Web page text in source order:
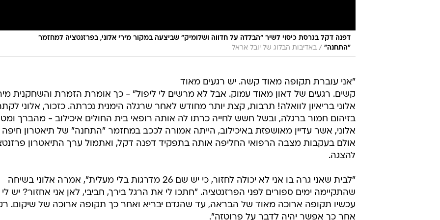
דפנה דקל בגרסת כיסוי לשיר "הבלדה על חדווה ושלומיק" שביצעה במקור מירי אלוני, בפרזנטציה למחזמר
"התחנה" / באדיבות הבלוג של יובל אראל
"אני עוברת תקופה מאוד קשה. יש רגעים מאוד
קשים. רגעים של דאון מאוד עמוק. אבל לא מרשים לי ליפול" - כך אומרת הזמרת והשחקנית
אלוני בריאיון לוואלה! תרבות, קצת יותר מחודש לאחר שרגלה הימנית נכרתה. כזכור, אלוני
בזיהום חמור ברגלה, ובשל חשש לחייה כרתו לה אותה רופאי בית החולים איכילוב - מהברך
אלוני, אשר עדיין מאושפזת באיכילוב, הייתה אמורה לככב במחזמר "התחנה" של תיאטרון חיפה
אולם בעקבות מצבה הרפואי החליפה אותה בתפקיד דפנה דקל, ואתמול ערך התיאטרון
להצגה.
"לבית שאני גרה בו אני לא יכולה לחזור, כי יש שם 26 מדרגות בלי מעלית", אמרה אלוני בשיחה
שהתקיימה ימים ספורים לפני הפרזנטציה. "חתכו לי את הרגל בירך, חביבי, לאן אני אחזור? יש לי
עכשיו תקופה ארוכה מאוד של הבראה, עד שהגדם יבריא ואחר כך תקופה ארוכה של שיקום.
אחר כך אפשר יהיה לדבר על פרוטזה".